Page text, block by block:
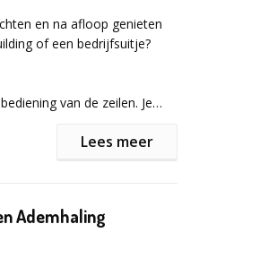
en na afloop genieten
of een bedrijfsuitje?
van de zeilen. Je
de bediening van de
onder het genot van
Lees meer
Ademhaling